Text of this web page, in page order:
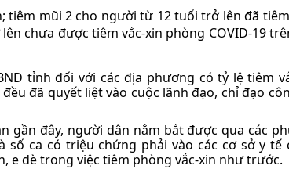
tiêm mũi 2 cho người từ 12 tuổi trở lên đã
chưa được tiêm vắc-xin phòng COVID-19
tỉnh đối với các địa phương có tỷ lệ tiêm
đã quyết liệt vào cuộc lãnh đạo, chỉ đạo
gần đây, người dân nắm bắt được qua các
số ca có triệu chứng phải vào các cơ sở y tế
e dè trong việc tiêm phòng vắc-xin như trước.